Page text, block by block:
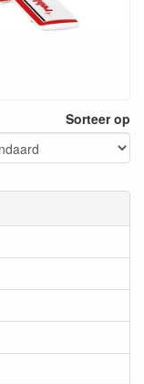
Sorteer op